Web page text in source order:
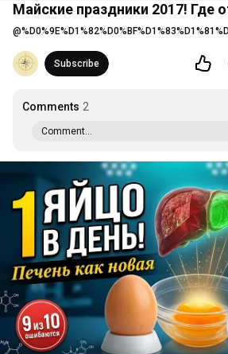
Майские праздники 2017! Где
@
Subscribe
Comments 2
Comment...